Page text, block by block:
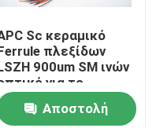
Sc κεραμικό
πλεξίδων
900um SM ινών
για το
θραυστών
Αποστολή